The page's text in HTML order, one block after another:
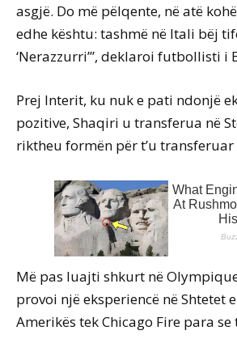
asgjë. Do më pëlqente, në atë
edhe kështu: tashmë në Itali bëj
‘Nerazzurri’”, deklaroi futbollisti i
Prej Interit, ku nuk e pati ndonjë
pozitive, Shaqiri u transferua në
riktheu formën për t’u transferuar
Më pas luajti shkurt në
provoi një eksperiencë në Shtetet
Amerikës tek Chicago Fire para